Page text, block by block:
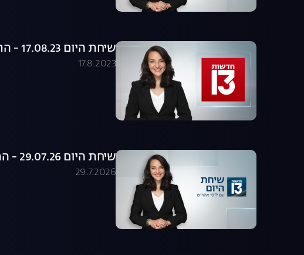
שיחת היום 17.08.23 - התכנית המלאה
17.8.2023
שיחת היום 29.07.26 - התכנית המלאה
29.7.2026